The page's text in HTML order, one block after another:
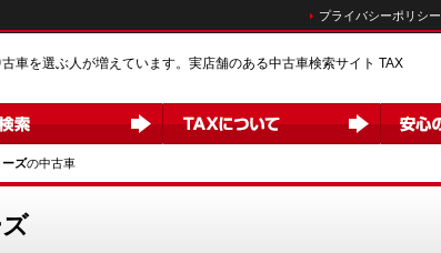
プライバシーポリシー
車を選ぶ人が増えています。実店舗のある中古車検索サイト TAX
ズの中古車